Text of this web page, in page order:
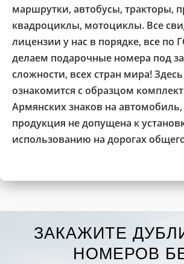
маршрутки, автобусы, тракторы,
квадроциклы, мотоциклы. Все
лицензии у нас в порядке, все по
делаем подарочные номера под
сложности, всех стран мира!
ознакомится с образцом
Армянских знаков на автомобиль,
продукция не допущена к
использованию на дорогах
ЗАКАЖИТЕ
НОМЕРОВ